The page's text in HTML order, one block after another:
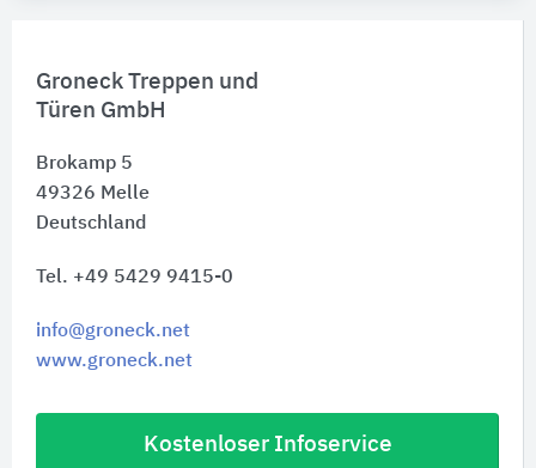
Groneck Treppen und
Türen GmbH
Brokamp 5
49326 Melle
Deutschland
Tel. +49 5429 9415-0
info@groneck.net
www.groneck.net
Kostenloser Infoservice